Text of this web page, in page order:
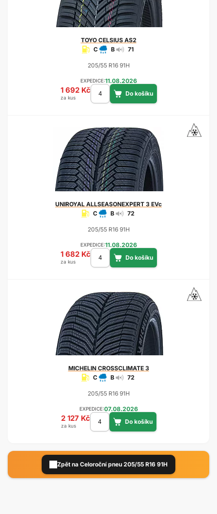
TOYOCELSIUS AS2
C
B 71
205/55 R16 91H
EXPEDICE:11.08.2026
1 692 Kč
za kus
UNIROYAL ALLSEASONEXPERT 3 EVc
C
B 72
205/55 R16 91H
EXPEDICE:11.08.2026
1 682 Kč
za kus
MICHELINCROSSCLIMATE 3
C
B 72
205/55 R16 91H
EXPEDICE:07.08.2026
2 127 Kč
za kus
Zpět na Celoroční pneu 205/55 R16 91H